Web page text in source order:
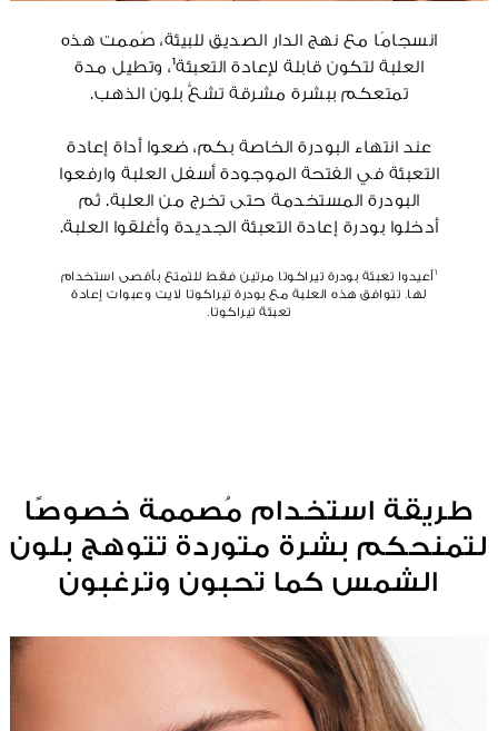
انسجامًا مع نهج الدار الصديق للبيئة، صُممت هذه
العلبة لتكون قابلة لإعادة التعبئة¹، وتطيل مدة
تمتعكم ببشرة مشرقة تشعُّ بلون الذهب.
عند انتهاء البودرة الخاصة بكم، ضعوا أداة إعادة
التعبئة في الفتحة الموجودة أسفل العلبة وارفعوا
البودرة المستخدمة حتى تخرج من العلبة. ثم
أدخلوا بودرة إعادة التعبئة الجديدة وأغلقوا العلبة.
¹أعيدوا تعبئة بودرة تيراكوتا مرتين فقط للتمتع بأقصى استخدام
لها. تتوافق هذه العلبة مع بودرة تيراكوتا لايت وعبوات إعادة
تعبئة تيراكوتا.
طريقة استخدام مُصممة خصوصًا
لتمنحكم بشرة متوردة تتوهج بلون
الشمس كما تحبون وترغبون